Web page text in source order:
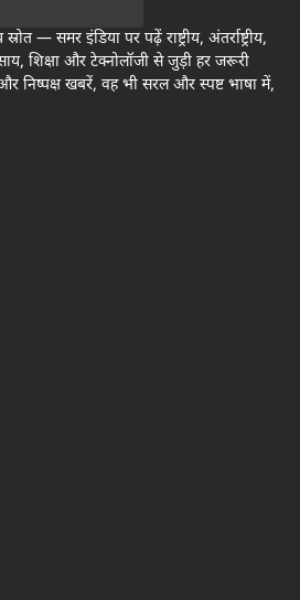
— समर इंडिया पर पढ़ें राष्ट्रीय, अंतर्राष्ट्रीय,
शिक्षा और टेक्नोलॉजी से जुड़ी हर जरूरी
निष्पक्ष खबरें, वह भी सरल और स्पष्ट भाषा में,